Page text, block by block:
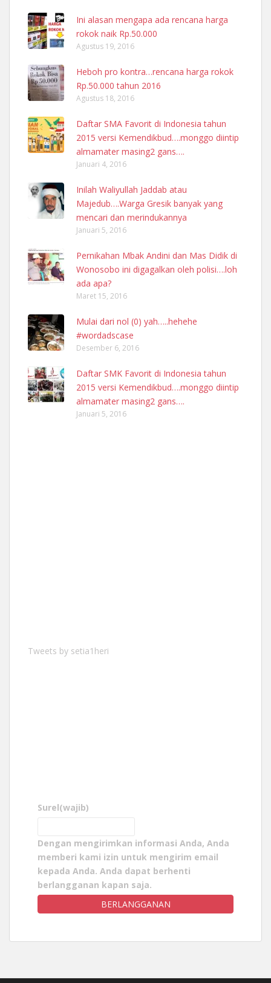
Ini alasan mengapa ada rencana harga
rokok naik Rp.50.000
Agustus 19, 2016
Heboh pro kontra…rencana harga rokok
Rp.50.000 tahun 2016
Agustus 18, 2016
Daftar SMA Favorit di Indonesia tahun
2015 versi Kemendikbud….monggo diintip
almamater masing2 gans….
Januari 4, 2016
Inilah Waliyullah Jaddab atau
Majedub….Warga Gresik banyak yang
mencari dan merindukannya
Januari 5, 2016
Pernikahan Mbak Andini dan Mas Didik di
Wonosobo ini digagalkan oleh polisi….loh
ada apa?
Maret 15, 2016
Mulai dari nol (0) yah…..hehehe
#wordadscase
Desember 6, 2016
Daftar SMK Favorit di Indonesia tahun
2015 versi Kemendikbud….monggo diintip
almamater masing2 gans….
Januari 5, 2016
Tweets by setia1heri
Surel(wajib)
Dengan mengirimkan informasi Anda, Anda
memberi kami izin untuk mengirim email
kepada Anda. Anda dapat berhenti
berlangganan kapan saja.
BERLANGGANAN